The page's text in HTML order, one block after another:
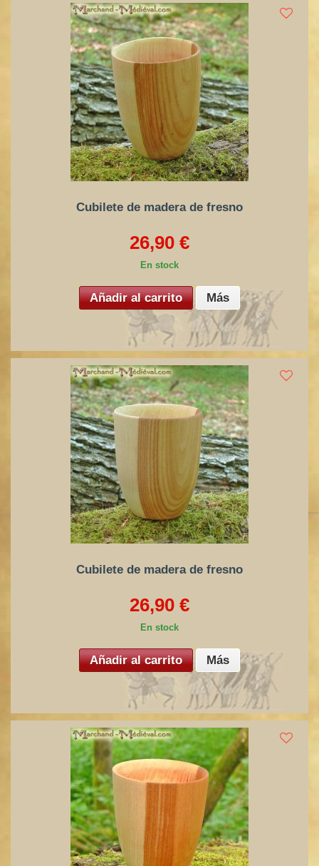
Cubilete de madera de fresno
26,90 €
En stock
Añadir al carrito Más
Cubilete de madera de fresno
26,90 €
En stock
Añadir al carrito Más